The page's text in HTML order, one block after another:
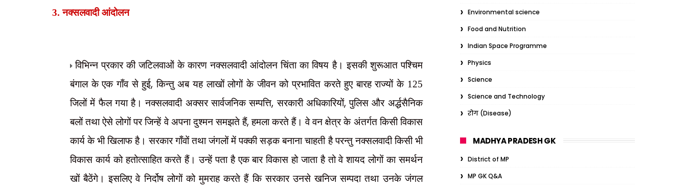
3. नक्सलवादी आंदोलन
विभिन्न प्रकार की जटिलवाओं के कारण नक्सलवादी आंदोलन चिंता का विषय है। इसकी शुरूआत पश्चिम
बंगाल के एक गाँव से हुई,किन्तु अब यह लाखों लोगों के जीवन को प्रभावित करते हुए बारह राज्यों के 125
जिलों में फैल गया है। नक्सलवादी अक्सर सार्वजनिक सम्पत्ति,सरकारी अधिकारियों,पुलिस और अर्द्धसैनिक
बलों तथा ऐसे लोगों पर जिन्हें वे अपना दुश्मन समझते हैं,हमला करते हैं। वे वन क्षेत्र के अंतर्गत किसी विकास
कार्य के भी खिलाफ है। सरकार गाँवों तथा जंगलों में पक्की सड़क बनाना चाहती है परन्तु नक्सलवादी किसी भी
विकास कार्य को हतोत्साहित करते हैं। उन्हें पता है एक बार विकास हो जाता है तो वे शायद लोगों का समर्थन
खों बैठेंगे। इसलिए वे निर्दोष लोगों को मुमराह करते हैं कि सरकार उनसे खनिज सम्पदा तथा उनके जंगल
Environmental science
Food and Nutrition
Indian Space Programme
Physics
Science
Science and Technology
रोग (Disease)
MADHYA PRADESH GK
District of MP
MP GK Q&A